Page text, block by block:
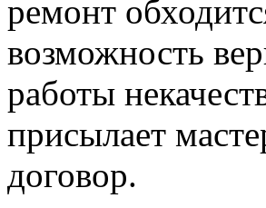
ремонт
возможность
работы
присылает
договор.